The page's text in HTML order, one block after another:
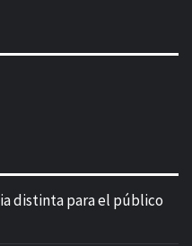
distinta para el público